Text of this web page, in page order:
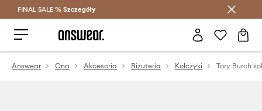
Oszczędzaj z Answear Club >
FINAL SALE % Szczegóły
Answear Ona Akcesoria Biżuteria Kolczyki